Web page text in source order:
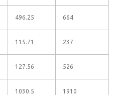
496.25 664
115.71 237
127.56 526
1030.5 1910